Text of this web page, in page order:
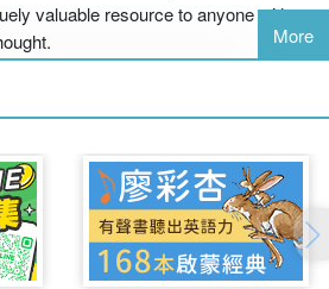
valuable resource to anyone with an
More